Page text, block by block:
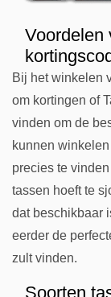
Voordelen
Bij het winkelen
om kortingen of
vinden om de
kunnen
precies te
tassen hoeft te
dat beschikbaar
eerder de
zult vinden.
Soorten